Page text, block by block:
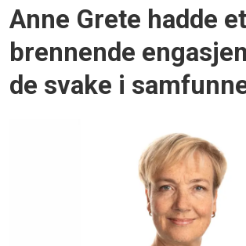
Anne Grete hadde et
brennende
de svake i